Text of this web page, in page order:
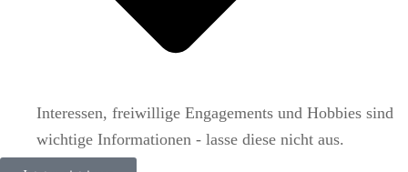
Interessen, freiwillige Engagements und Hobbies sind
wichtige Informationen - lasse diese nicht aus.